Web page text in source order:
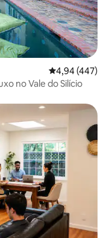
4,94 de uma
4,94 (447)
no Vale do Silício